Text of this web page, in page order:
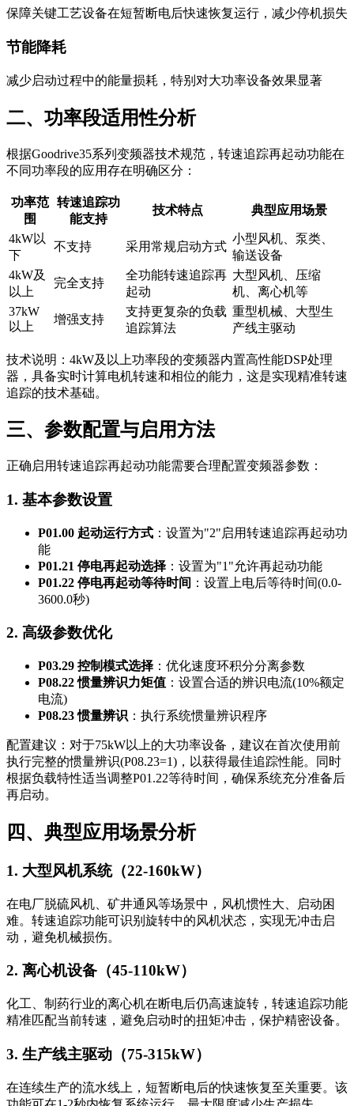
保障关键工艺设备在短暂断电后快速恢复运行，减少停机损失
节能降耗
减少启动过程中的能量损耗，特别对大功率设备效果显著
二、功率段适用性分析
根据Goodrive35系列变频器技术规范，转速追踪再起动功能在
不同功率段的应用存在明确区分：
功率范
围
转速追踪功
能支持
技术特点 典型应用场景
4kW以
下
不支持 采用常规启动方式
小型风机、泵类、
输送设备
4kW及
以上
完全支持
全功能转速追踪再
起动
大型风机、压缩
机、离心机等
37kW
以上
增强支持
支持更复杂的负载
追踪算法
重型机械、大型生
产线主驱动
技术说明：4kW及以上功率段的变频器内置高性能DSP处理
器，具备实时计算电机转速和相位的能力，这是实现精准转速
追踪的技术基础。
三、参数配置与启用方法
正确启用转速追踪再起动功能需要合理配置变频器参数：
1. 基本参数设置
P01.00 起动运行方式 ：设置为"2"启用转速追踪再起动功
能
P01.21 停电再起动选择 ：设置为"1"允许再起动功能
P01.22 停电再起动等待时间 ：设置上电后等待时间(0.0-
3600.0秒)
2. 高级参数优化
P03.29 控制模式选择 ：优化速度环积分分离参数
P08.22 惯量辨识力矩值 ：设置合适的辨识电流(10%额定
电流)
P08.23 惯量辨识 ：执行系统惯量辨识程序
配置建议：对于75kW以上的大功率设备，建议在首次使用前
执行完整的惯量辨识(P08.23=1)，以获得最佳追踪性能。同时
根据负载特性适当调整P01.22等待时间，确保系统充分准备后
再启动。
四、典型应用场景分析
1. 大型风机系统（22-160kW）
在电厂脱硫风机、矿井通风等场景中，风机惯性大、启动困
难。转速追踪功能可识别旋转中的风机状态，实现无冲击启
动，避免机械损伤。
2. 离心机设备（45-110kW）
化工、制药行业的离心机在断电后仍高速旋转，转速追踪功能
精准匹配当前转速，避免启动时的扭矩冲击，保护精密设备。
3. 生产线主驱动（75-315kW）
在连续生产的流水线上，短暂断电后的快速恢复至关重要。该